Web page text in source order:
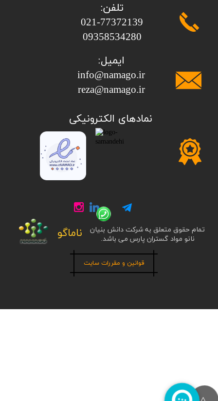
تمام حقوق متعلق به شرکت دانش بنیان
نانو مواد گستران پارس می باشد.
ناماگو
>
تلفن:
​​​​​​​021-77372139
​​​​​​​09358534280
ایمیل:
info@namago.ir
​​​​​​​reza@namago.ir
​نمادهای الکترونیکی
قوانین و مقررات سایت